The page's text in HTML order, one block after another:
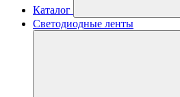
Каталог
Светодиодные ленты